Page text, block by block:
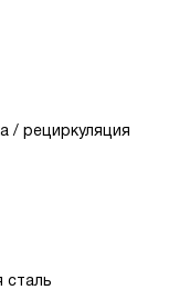
/ рециркуляция